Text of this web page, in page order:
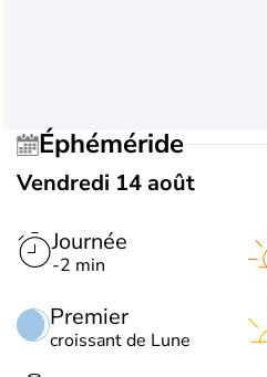
Éphéméride
Vendredi 14 août
Journée
-2 min
Premier
croissant de Lune